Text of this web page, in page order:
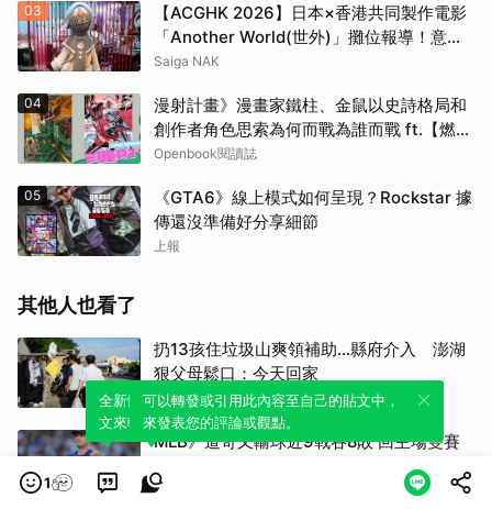
03
【ACGHK 2026】日本×香港共同製作電影
「Another World(世外)」攤位報導！意外
發現不知火舞痛車模型
Saiga NAK
04
漫射計畫》漫畫家鐵柱、金鼠以史詩格局和
創作者角色思索為何而戰為誰而戰 ft.【燃燒
熾烈鬥魂】延伸書單
Openbook閱讀誌
05
《GTA6》線上模式如何呈現？Rockstar 據
傳還沒準備好分享細節
上報
其他人也看了
扔13孩住垃圾山爽領補助…縣府介入 澎湖
狠父母鬆口：今天回家
三立新聞網
MLB》道奇又輸球近9戰吞8敗 回主場雙賽
揚Skubal、Snell伺候皇家盼扭轉頹勢
緯來體育新聞
1
全新體驗！一鍵引用此內容，透過發布貼
文來輕鬆表達個人立場。
可以轉發或引用此內容至自己的貼文中，
來發表您的評論或觀點。